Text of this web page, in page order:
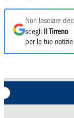
Non lasciare
scegli
Il Tirreno
per le tue